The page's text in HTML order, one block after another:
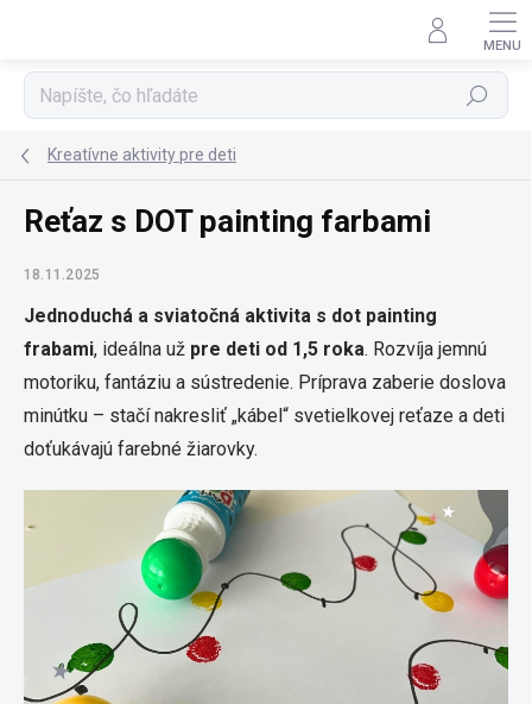
Hľadať
Kreatívne aktivity pre deti
Reťaz s DOT painting farbami
18.11.2025
Jednoduchá a sviatočná aktivita s dot painting
frabami, ideálna už pre deti od 1,5 roka. Rozvíja jemnú
motoriku, fantáziu a sústredenie. Príprava zaberie doslova
minútku – stačí nakresliť „kábel“ svetielkovej reťaze a deti
doťukávajú farebné žiarovky.